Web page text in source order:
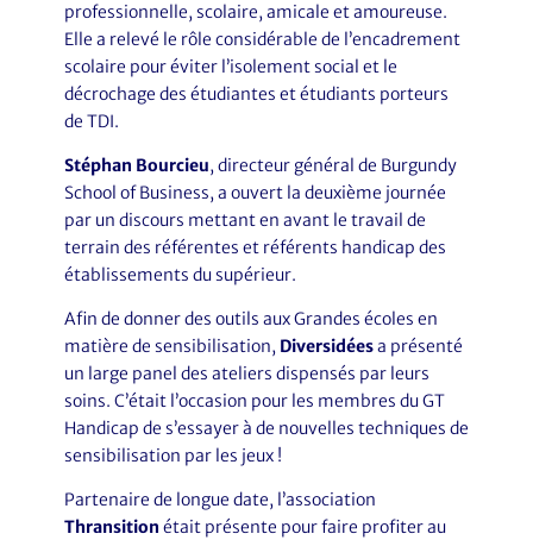
professionnelle, scolaire, amicale et amoureuse.
Elle a relevé le rôle considérable de l’encadrement
scolaire pour éviter l’isolement social et le
décrochage des étudiantes et étudiants porteurs
de TDI.
Stéphan Bourcieu, directeur général de Burgundy
School of Business, a ouvert la deuxième journée
par un discours mettant en avant le travail de
terrain des référentes et référents handicap des
établissements du supérieur.
Afin de donner des outils aux Grandes écoles en
matière de sensibilisation, Diversidéesa présenté
un large panel des ateliers dispensés par leurs
soins. C’était l’occasion pour les membres du GT
Handicap de s’essayer à de nouvelles techniques de
sensibilisation par les jeux !
Partenaire de longue date, l’association
Thransition était présente pour faire profiter au